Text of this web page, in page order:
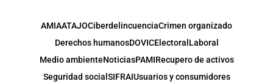
AMIAATAJOCiberdelincuenciaCrimen organizado
Derechos humanosDOVICElectoral Laboral
Medio ambienteNoticiasPAMIRecupero de activos
Seguridad social SIFRAIUsuarios y consumidores